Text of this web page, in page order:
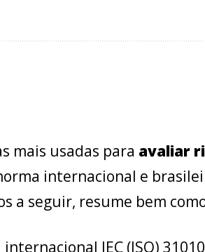
mais usadas para avaliar
internacional e
a seguir, resume bem
IEC (ISO)